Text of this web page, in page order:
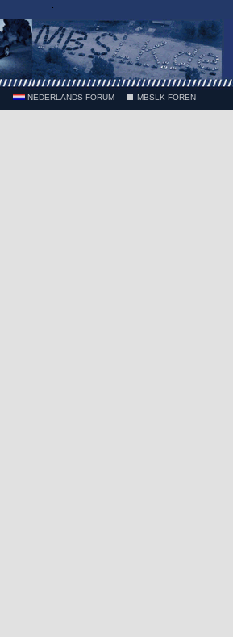
NEDERLANDS FORUM MBSLK-FOREN